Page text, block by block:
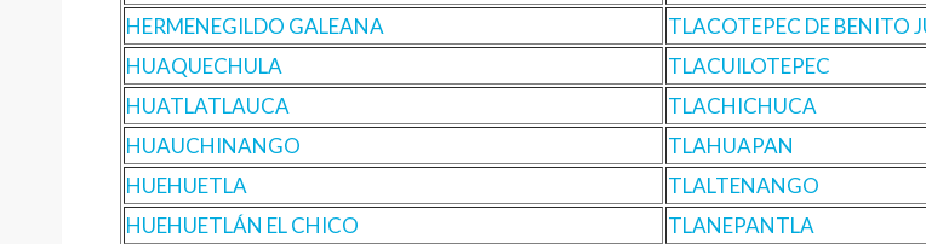
HERMENEGILDO GALEANA
TLACOTEPEC DE BENITO
HUAQUECHULA
TLACUILOTEPEC
HUATLATLAUCA
TLACHICHUCA
HUAUCHINANGO
TLAHUAPAN
HUEHUETLA
TLALTENANGO
HUEHUETLÁN EL CHICO
TLANEPANTLA